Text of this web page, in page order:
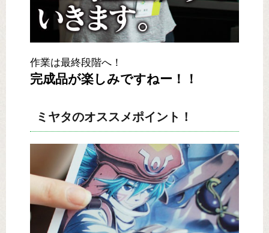
作業は最終段階へ！
完成品が楽しみですねー！！
ミヤタのオススメポイント！